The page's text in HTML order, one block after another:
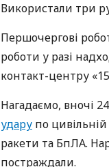
Використали три
Першочергові
роботи у разі
контакт-центру
Нагадаємо, вночі
удару по
ракети та БпЛА.
постраждали.